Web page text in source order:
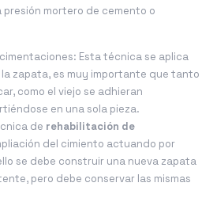
presión mortero de cemento o
Esta técnica se aplica
zapata, es muy importante que tanto
como el viejo se adhieran
en una sola pieza.
de rehabilitación de
del cimiento actuando por
se debe construir una nueva zapata
pero debe conservar las mismas